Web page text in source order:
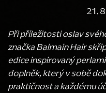
21.
Při příležitosti oslav
značka Balmain Hair
edice inspirovaný
doplněk, který v sobě
praktičnost a každému